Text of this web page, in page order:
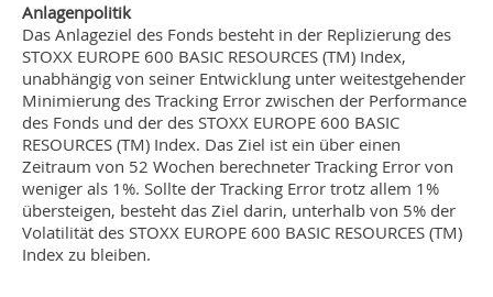
Anlagenpolitik
Das Anlageziel des Fonds besteht in der Replizierung des
STOXX EUROPE 600 BASIC RESOURCES (TM) Index,
unabhängig von seiner Entwicklung unter weitestgehender
Minimierung des Tracking Error zwischen der Performance
des Fonds und der des STOXX EUROPE 600 BASIC
RESOURCES (TM) Index. Das Ziel ist ein über einen
Zeitraum von 52 Wochen berechneter Tracking Error von
weniger als 1%. Sollte der Tracking Error trotz allem 1%
übersteigen, besteht das Ziel darin, unterhalb von 5% der
Volatilität des STOXX EUROPE 600 BASIC RESOURCES (TM)
Index zu bleiben.